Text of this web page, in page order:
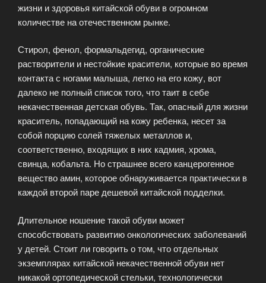
жизни и здоровья китайской обуви в огромном
количестве на отечественном рынке.
Стирол, фенол, формальдегид, органические
растворители и нестойкие красители, которые во время
контакта с ногами малыша, легко на его кожу, вот
далеко не полный список того, что таит в себе
некачественная детская обувь. Так, опасный для жизни
краситель, попадающий на кожу ребенка, несет за
собой порцию солей тяжелых металлов и,
соответственно, входящих в них кадмия, хрома,
свинца, кобальта. Но страшнее всего канцерогенное
вещество амин, которое обнаруживается практически в
каждой второй паре дешевой китайской подделки.
Длительное ношение такой обуви может
способствовать развитию онкологических заболеваний
у детей. Стоит ли говорить о том, что отдельных
экземплярах китайской некачественной обуви нет
никакой ортопедической стельки, технологически